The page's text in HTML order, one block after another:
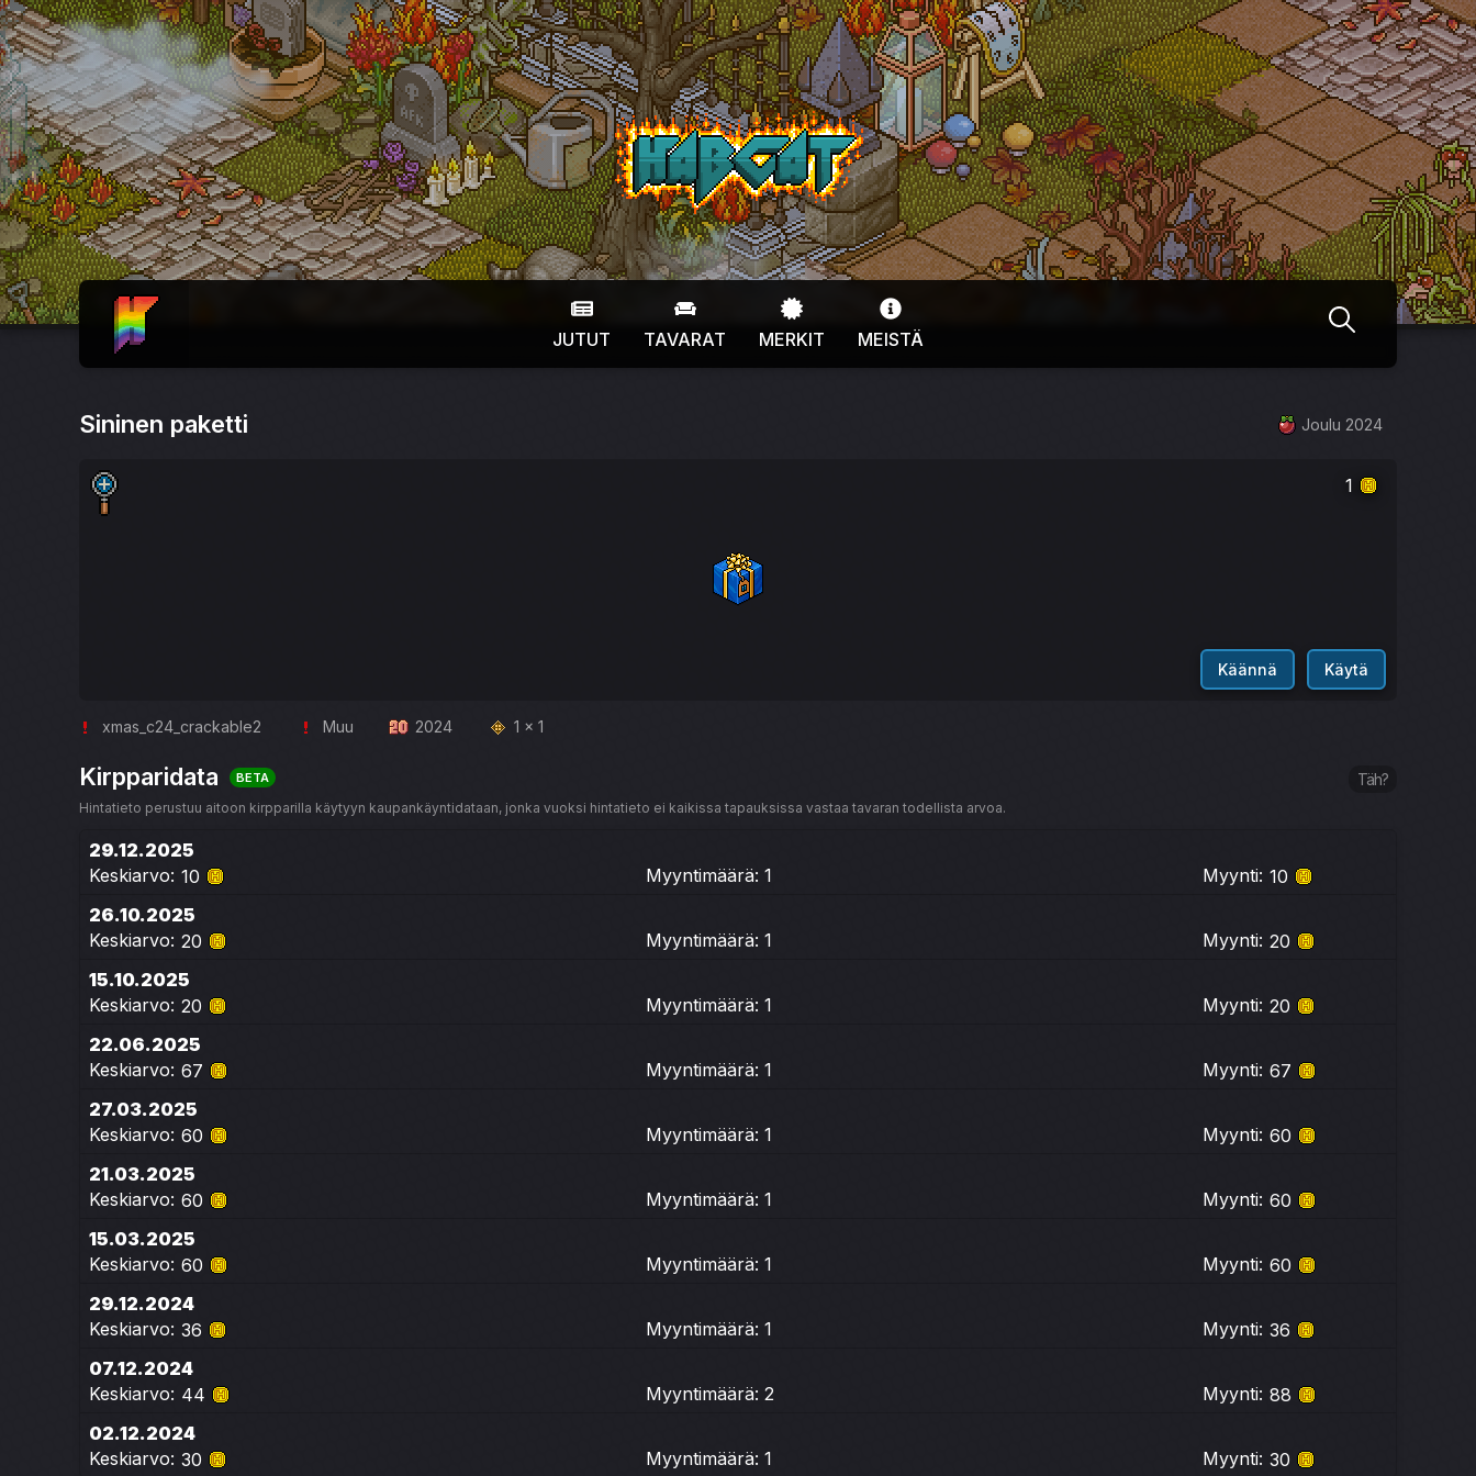
HabCat
ETUSIVU
JUTUT
TAVARAT MERKIT MEISTÄ
Sininen paketti Joulu 2024
1
Käännä Käytä
xmas_c24_crackable2 Muu 2024 1 x 1
Kirpparidata BETA Täh?
Hintatieto perustuu aitoon kirpparilla käytyyn kaupankäyntidataan, jonka vuoksi hintatieto ei kaikissa tapauksissa vastaa tavaran todellista arvoa.
29.12.2025
Keskiarvo: 10 Myyntimäärä: 1 Myynti: 10
26.10.2025
Keskiarvo: 20 Myyntimäärä: 1 Myynti: 20
15.10.2025
Keskiarvo: 20 Myyntimäärä: 1 Myynti: 20
22.06.2025
Keskiarvo: 67 Myyntimäärä: 1 Myynti: 67
27.03.2025
Keskiarvo: 60 Myyntimäärä: 1 Myynti: 60
21.03.2025
Keskiarvo: 60 Myyntimäärä: 1 Myynti: 60
15.03.2025
Keskiarvo: 60 Myyntimäärä: 1 Myynti: 60
29.12.2024
Keskiarvo: 36 Myyntimäärä: 1 Myynti: 36
07.12.2024
Keskiarvo: 44 Myyntimäärä: 2 Myynti: 88
02.12.2024
Keskiarvo: 30 Myyntimäärä: 1 Myynti: 30